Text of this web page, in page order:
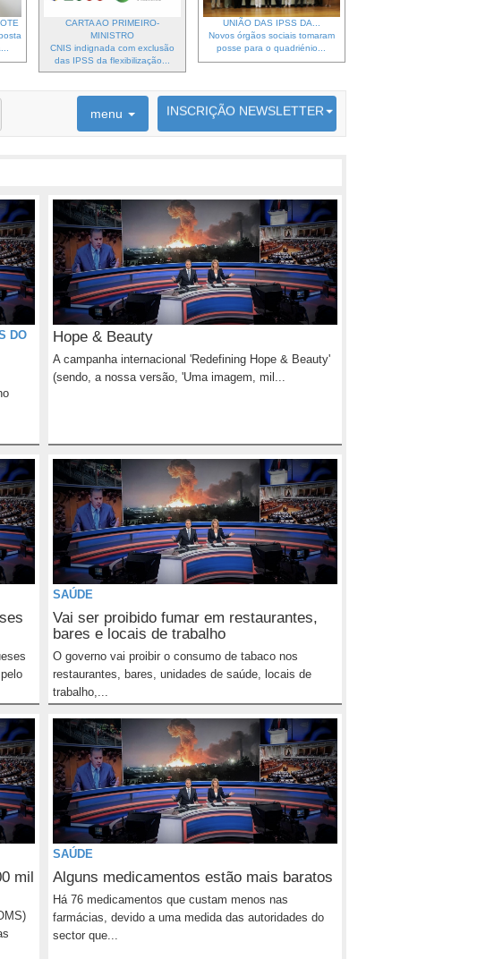
CARTA AO PRIMEIRO-
MINISTRO
CNIS indignada com exclusão
das IPSS da flexibilização...
UNIÃO DAS IPSS DA...
Novos órgãos sociais tomaram
posse para o quadriénio...
menu INSCRIÇÃO NEWSLETTER
DO
Hope & Beauty
A campanha internacional 'Redefining Hope & Beauty'
(sendo, a nossa versão, 'Uma imagem, mil...
SAÚDE
Vai ser proibido fumar em restaurantes,
bares e locais de trabalho
O governo vai proibir o consumo de tabaco nos
restaurantes, bares, unidades de saúde, locais de
trabalho,...
mil
SAÚDE
Alguns medicamentos estão mais baratos
Há 76 medicamentos que custam menos nas
farmácias, devido a uma medida das autoridades do
sector que...